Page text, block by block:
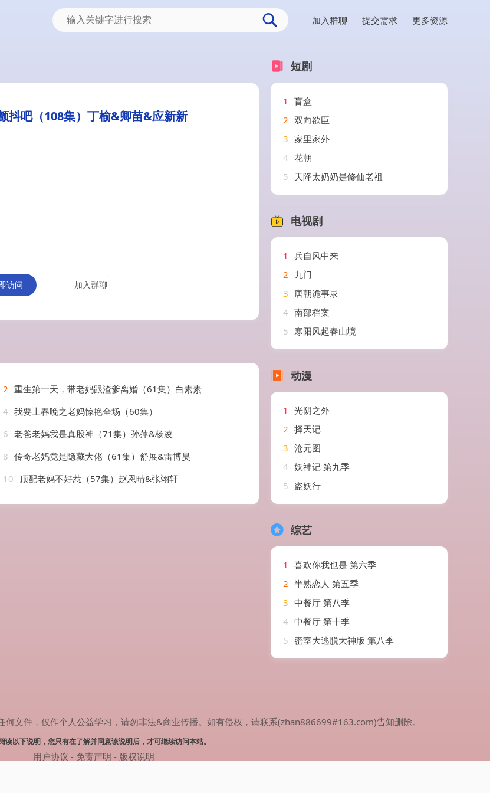
加入群聊 提交需求 更多资源
抖吧（108集）丁榆&卿苗&应新新
访问 加入群聊
2 重生第一天，带老妈跟渣爹离婚（61集）白素素
4 我要上春晚之老妈惊艳全场（60集）
6 老爸老妈我是真股神（71集）孙萍&杨凌
8 传奇老妈竟是隐藏大佬（61集）舒展&雷博昊
10 顶配老妈不好惹（57集）赵恩晴&张翊轩
短剧
1
盲盒
2 双向欲臣
3 家里家外
4 花朝
5 天降太奶奶是修仙老祖
电视剧
1
兵自风中来
2 九门
3 唐朝诡事录
4 南部档案
5 寒阳风起春山境
动漫
1
光阴之外
2 择天记
3 沧元图
4 妖神记 第九季
5 盗妖行
综艺
1
喜欢你我也是 第六季
2 半熟恋人 第五季
3 中餐厅 第八季
4 中餐厅 第十季
5 密室大逃脱大神版 第八季
文件，仅作个人公益学习，请勿非法&商业传播。如有侵权，请联系(zhan886699#163.com)告知删除。
读以下说明，您只有在了解并同意该说明后，才可继续访问本站。
用户协议 - 免责声明 - 版权说明